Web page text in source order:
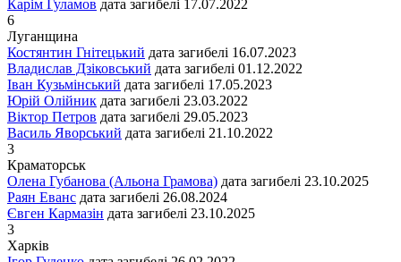
Карім Гуламов дата загибелі 17.07.2022
6
Луганщина
Костянтин Гнітецький дата загибелі 16.07.2023
Владислав Дзіковський дата загибелі 01.12.2022
Іван Кузьмінський дата загибелі 17.05.2023
Юрій Олійник дата загибелі 23.03.2022
Віктор Петров дата загибелі 29.05.2023
Василь Яворський дата загибелі 21.10.2022
3
Краматорськ
Олена Губанова (Альона Грамова) дата загибелі 23.10.2025
Раян Еванс дата загибелі 26.08.2024
Євген Кармазін дата загибелі 23.10.2025
3
Харків